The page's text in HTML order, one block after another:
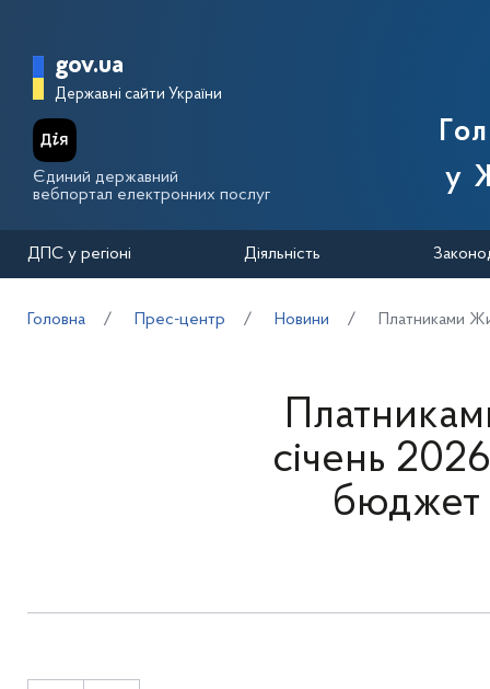
Головна сторінка Державної
gov.ua
Державні сайти України
Єдиний державний
вебпортал електронних послуг
у
ДПС у регіоні Діяльність
Головна Прес-центр Новини Платниками
січень
бюджет